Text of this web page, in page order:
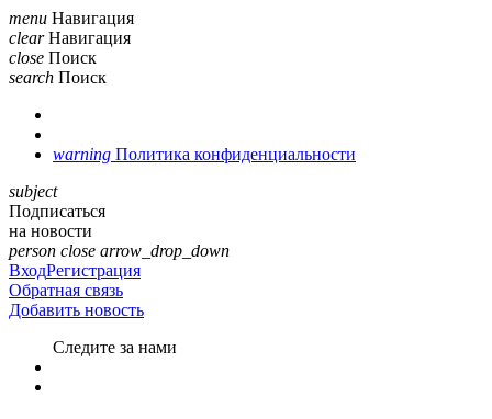
menu Навигация
clear Навигация
close Поиск
search Поиск
warning Политика конфиденциальности
subject
Подписаться
на новости
person close arrow_drop_down
ВходРегистрация
Обратная связь
Добавить новость
Cледите за нами